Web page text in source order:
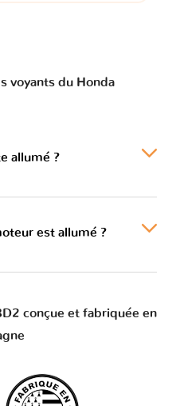
voyants du Honda
allumé ?
est allumé ?
conçue et fabriquée en